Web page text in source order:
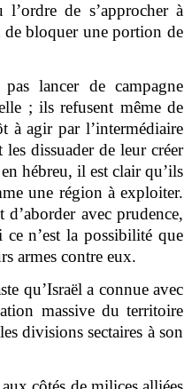
de s’approcher à
de bloquer une portion de
lancer de campagne
; ils refusent même de
à agir par l’intermédiaire
les dissuader de leur créer
hébreu, il est clair qu’ils
une région à exploiter.
avec prudence,
ce n’est la possibilité que
armes contre eux.
qu’Israël a connue avec
massive du territoire
divisions sectaires à son